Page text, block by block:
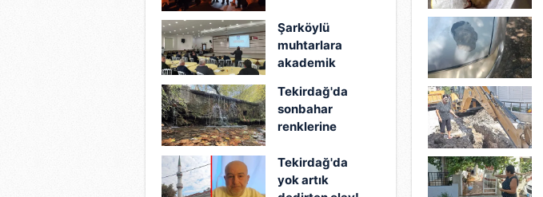
Şarköylü
muhtarlara
akademik
Tekirdağ'da
sonbahar
renklerine
ormanlar
görenleri
Tekirdağ'da
yok artık